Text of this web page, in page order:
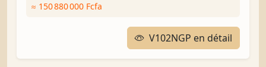
≈ 150 880 000 Fcfa
V102NGP en détail